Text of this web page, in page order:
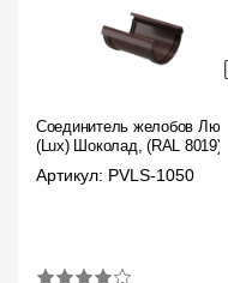
Соединитель желобов Люкс
(Lux) Шоколад, (RAL 8019)
Артикул: PVLS-1050